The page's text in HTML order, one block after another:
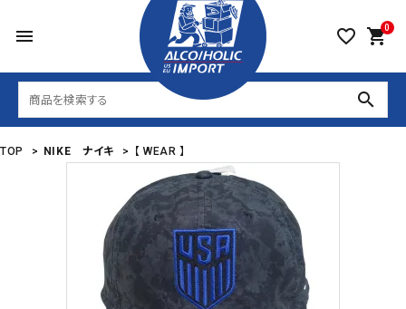
menu favorite_border 0
shopping_cart
search
TOP > NIKE ナイキ > 【 WEAR 】